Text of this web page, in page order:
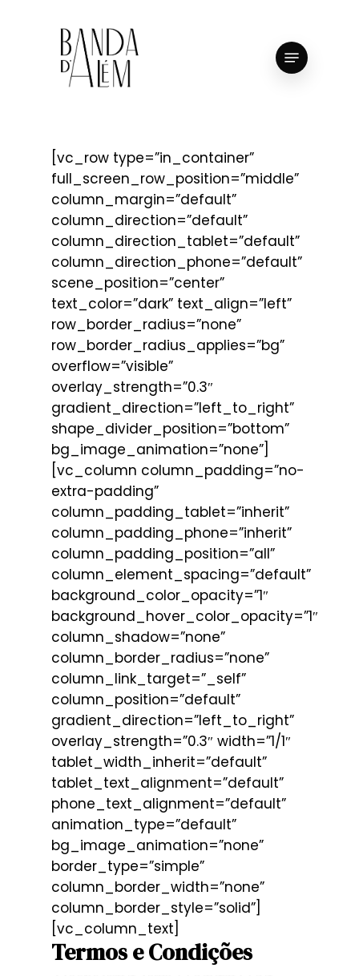
Menu
[vc_row type=”in_container”
full_screen_row_position=”middle”
column_margin=”default”
column_direction=”default”
column_direction_tablet=”default”
column_direction_phone=”default”
scene_position=”center”
text_color=”dark” text_align=”left”
row_border_radius=”none”
row_border_radius_applies=”bg”
overflow=”visible”
overlay_strength=”0.3″
gradient_direction=”left_to_right”
shape_divider_position=”bottom”
bg_image_animation=”none”]
[vc_column column_padding=”no-
extra-padding”
column_padding_tablet=”inherit”
column_padding_phone=”inherit”
column_padding_position=”all”
column_element_spacing=”default”
background_color_opacity=”1″
background_hover_color_opacity=”1″
column_shadow=”none”
column_border_radius=”none”
column_link_target=”_self”
column_position=”default”
gradient_direction=”left_to_right”
overlay_strength=”0.3″ width=”1/1″
tablet_width_inherit=”default”
tablet_text_alignment=”default”
phone_text_alignment=”default”
animation_type=”default”
bg_image_animation=”none”
border_type=”simple”
column_border_width=”none”
column_border_style=”solid”]
[vc_column_text]
Termos e Condições